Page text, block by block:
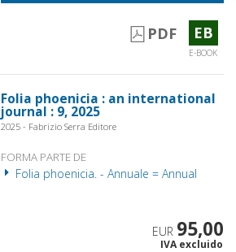
PDF EB
E-BOOK
Folia phoenicia : an international
journal : 9, 2025
2025 - Fabrizio Serra Editore
FORMA PARTE DE
Folia phoenicia. - Annuale = Annual
EUR 95,00
IVA excluido